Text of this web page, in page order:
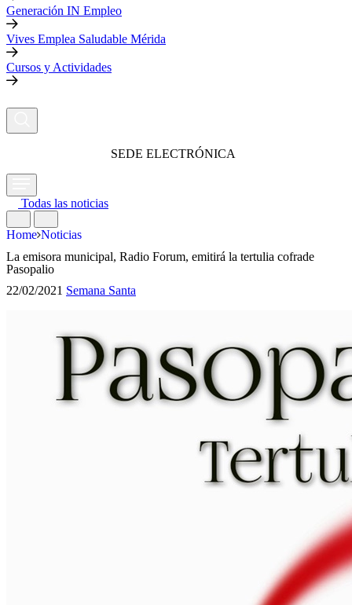
Generación IN Empleo
Vives Emplea Saludable Mérida
Cursos y Actividades
SEDE ELECTRÓNICA
Todas las noticias
Home Noticias
La emisora municipal, Radio Forum, emitirá la tertulia cofrade
Pasopalio
22/02/2021 Semana Santa